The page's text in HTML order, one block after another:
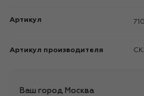
Артикул
Артикул производителя
Ваш город Москва